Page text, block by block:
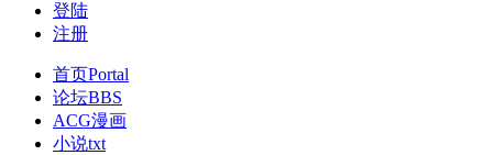
登陆
注册
首页Portal
论坛BBS
ACG漫画
小说txt